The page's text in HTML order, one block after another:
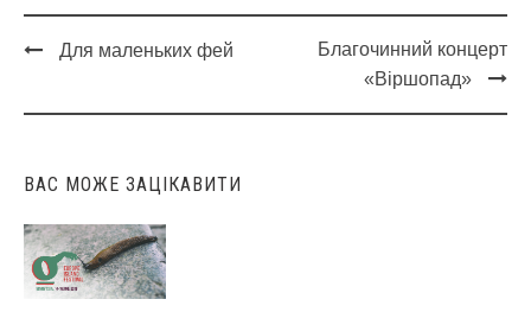
navigation
Для маленьких фей
Благочинний концерт
«Віршопад»
ВАС МОЖЕ ЗАЦІКАВИТИ